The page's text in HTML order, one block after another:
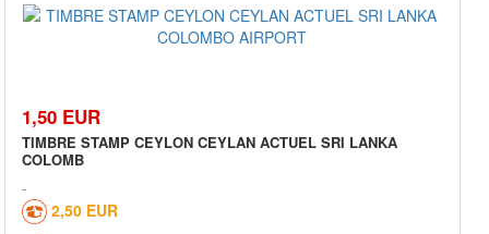
1,50 EUR
TIMBRE STAMP CEYLON CEYLAN ACTUEL SRI LANKA
COLOMB
2,50 EUR